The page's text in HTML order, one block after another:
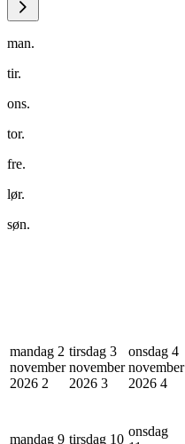
man.
tir.
ons.
tor.
fre.
lør.
søn.
mandag 2
november
2026 2
tirsdag 3
november
2026 3
onsdag 4
november
2026 4
mandag 9 tirsdag 10
onsdag